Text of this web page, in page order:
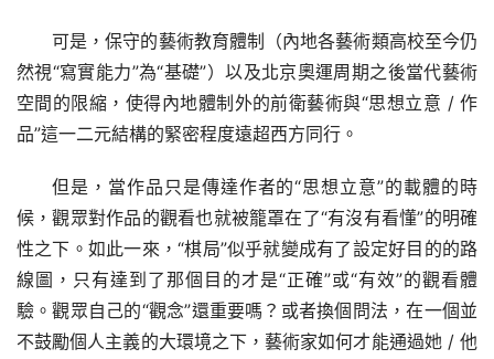
可是，保守的藝術教育體制（內地各藝術類高校至今仍
然視“寫實能力”為“基礎”）以及北京奧運周期之後當代藝術
空間的限縮，使得內地體制外的前衛藝術與“思想立意 / 作
品”這一二元結構的緊密程度遠超西方同行。
但是，當作品只是傳達作者的“思想立意”的載體的時
候，觀眾對作品的觀看也就被籠罩在了“有沒有看懂”的明確
性之下。如此一來，“棋局”似乎就變成有了設定好目的的路
線圖，只有達到了那個目的才是“正確”或“有效”的觀看體
驗。觀眾自己的“觀念”還重要嗎？或者換個問法，在一個並
不鼓勵個人主義的大環境之下，藝術家如何才能通過她 / 他